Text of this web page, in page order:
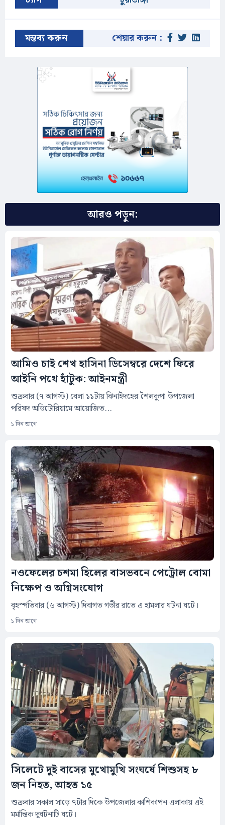
মন্তব্য করুন শেয়ার করুন :
আরও পড়ুন:
আমিও চাই শেখ হাসিনা ডিসেম্বরে দেশে ফিরে
আইনি পথে হাঁটুক: আইনমন্ত্রী
শুক্রবার (৭ আগস্ট) বেলা ১১টায় ঝিনাইদহের শৈলকুপা উপজেলা
পরিষদ অডিটোরিয়ামে আয়োজিত...
১ দিন আগে
নওফেলের চশমা হিলের বাসভবনে পেট্রোল বোমা
নিক্ষেপ ও অগ্নিসংযোগ
বৃহস্পতিবার (৬ আগস্ট) দিবাগত গভীর রাতে এ হামলার ঘটনা ঘটে।
১ দিন আগে
সিলেটে দুই বাসের মুখোমুখি সংঘর্ষে শিশুসহ ৮
জন নিহত, আহত ১৫
শুক্রবার সকাল সাড়ে ৭টার দিকে উপজেলার কাশিকাপন এলাকায় এই
মর্মান্তিক দুর্ঘটনাটি ঘটে।